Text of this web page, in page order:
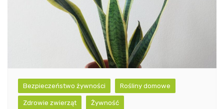
Bezpieczeństwo żywności Rośliny domowe
Zdrowie zwierząt Żywność